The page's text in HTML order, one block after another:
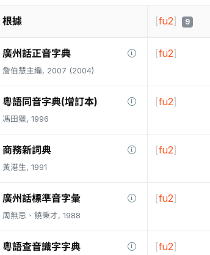
根據 [fu2] 9
廣州話正音字典
詹伯慧主編, 2007 (2004)
[fu2]
粵語同音字典(增訂本)
馮田獵, 1996
[fu2]
商務新詞典
黃港生, 1991
[fu2]
廣州話標準音字彙
周無忌、饒秉才, 1988
[fu2]
粵語查音識字字典 [fu2]